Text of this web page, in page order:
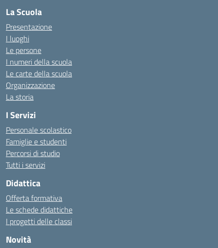
La Scuola
Presentazione
I luoghi
Le persone
I numeri della scuola
Le carte della scuola
Organizzazione
La storia
I Servizi
Personale scolastico
Famiglie e studenti
Percorsi di studio
Tutti i servizi
Didattica
Offerta formativa
Le schede didattiche
I progetti delle classi
Novità